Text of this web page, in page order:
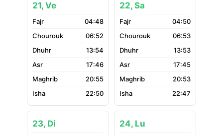
21, Ve
04:48
06:52
13:54
17:46
20:55
22:50
22, Sa
04:50
06:53
13:53
17:45
20:53
22:47
23, Di 24, Lu